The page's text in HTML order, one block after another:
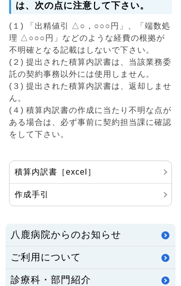
は、次の点に注意して下さい。
(１) 「出精値引 △○，○○○円」、「端数処
理 △○○○円」などのような経費の根拠が
不明確となる記載はしないで下さい。
(２) 提出された積算内訳書は、当該業務委
託の契約事務以外には使用しません。
(３) 提出された積算内訳書は、返却しませ
ん。
(４) 積算内訳書の作成に当たり不明な点が
ある場合は、必ず事前に契約担当課に確認
をして下さい。
積算内訳書［excel］
作成手引
八鹿病院からのお知らせ
ご利用について
診療科・部門紹介